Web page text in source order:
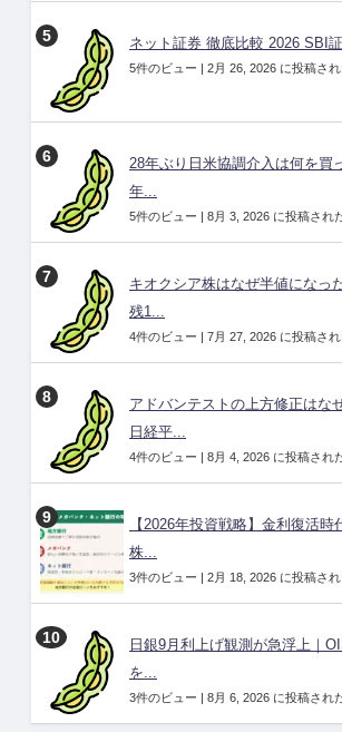
ネット証券 徹底比較 2026 SBI
5件のビュー | 2月 26, 2026 に投稿され
28年ぶり日米協調介入は何を買
年...
5件のビュー | 8月 3, 2026 に投稿され
キオクシア株はなぜ半値になっ
残1...
4件のビュー | 7月 27, 2026 に投稿され
アドバンテストの上方修正はな
日経平...
4件のビュー | 8月 4, 2026 に投稿され
【2026年投資戦略】金利復活時
株...
3件のビュー | 2月 18, 2026 に投稿され
日銀9月利上げ観測が急浮上｜
を...
3件のビュー | 8月 6, 2026 に投稿され